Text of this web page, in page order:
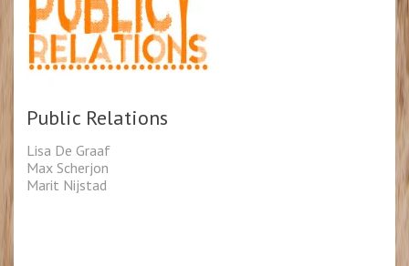
Public Relations
Lisa De Graaf
Max Scherjon
Marit Nijstad